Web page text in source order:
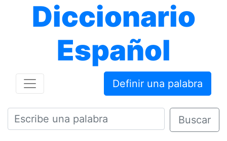
Diccionario
Español
Definir una palabra
Buscar